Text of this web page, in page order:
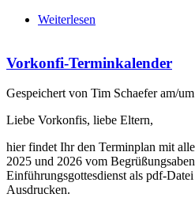
Weiterlesen
Vorkonfi-Terminkalender
Gespeichert von Tim Schaeferam/um
Liebe Vorkonfis, liebe Eltern,
hier findet Ihr den Terminplan mit
2025 und 2026 vom
Einführungsgottesdienst als pdf-
Ausdrucken.